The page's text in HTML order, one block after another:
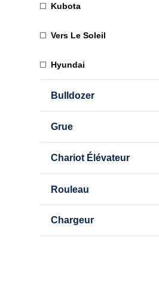
Kubota
Vers Le Soleil
Hyundai
Bulldozer
Grue
Chariot Élévateur
Rouleau
Chargeur